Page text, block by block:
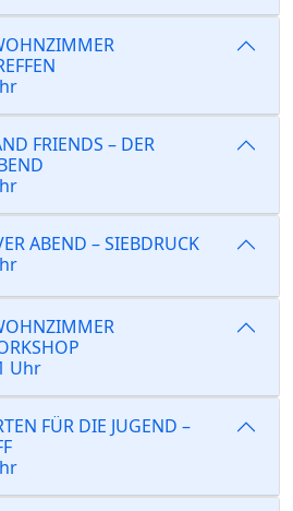
FRIENDS – DER
ABEND – SIEBDRUCK
Uhr
FÜR DIE JUGEND –